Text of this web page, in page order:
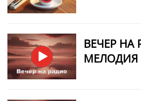
ВЕЧЕР НА
МЕЛОДИЯ